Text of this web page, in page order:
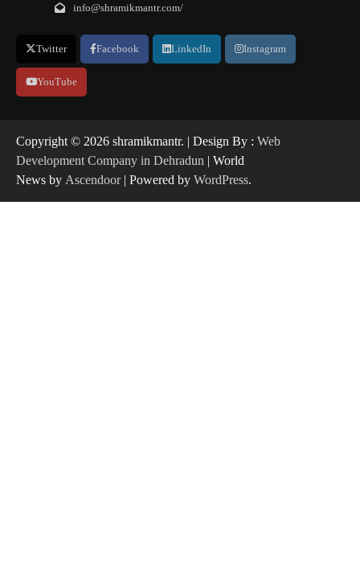
info@shramikmantr.com/
Twitter Facebook LinkedIn Instagram
YouTube
Copyright ©️ 2026 shramikmantr. | Design By : Web
Development Company in Dehradun | World
News by Ascendoor| Powered by WordPress.